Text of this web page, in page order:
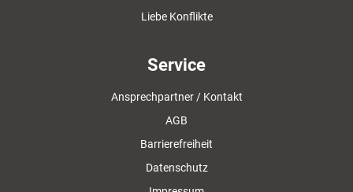
Liebe Konflikte
Service
Ansprechpartner / Kontakt
AGB
Barrierefreiheit
Datenschutz